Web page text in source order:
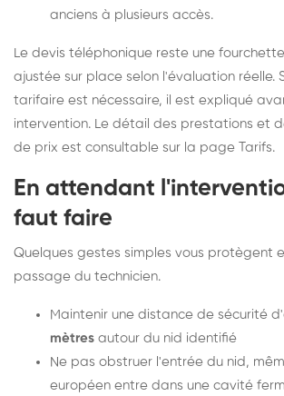
anciens à plusieurs accès.
Le devis téléphonique reste une
ajustée sur place selon l'évaluation réelle.
tarifaire est nécessaire, il est expliqué
intervention. Le détail des prestations et
de prix est consultable sur la page Tarifs.
En attendant
faut faire
Quelques gestes simples vous protègent
passage du technicien.
Maintenir une distance de sécurité
mètres autour du nid identifié
Ne pas obstruer l'entrée du nid,
européen entre dans une cavité